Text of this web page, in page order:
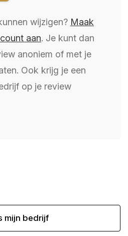
wijzigen? Maak
aan. Je kunt dan
anoniem of met je
Ook krijg je een
op je review
mijn bedrijf